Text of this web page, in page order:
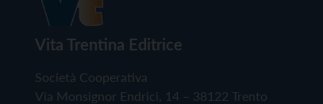
Vita Trentina Editrice
Società Cooperativa
Via Monsignor Endrici, 14 – 38122 Trento